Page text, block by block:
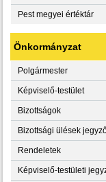
Pest megyei értéktár
Önkormányzat
Polgármester
Képviselő-testület
Bizottságok
Bizottsági ülések
Rendeletek
Képviselő-testületi